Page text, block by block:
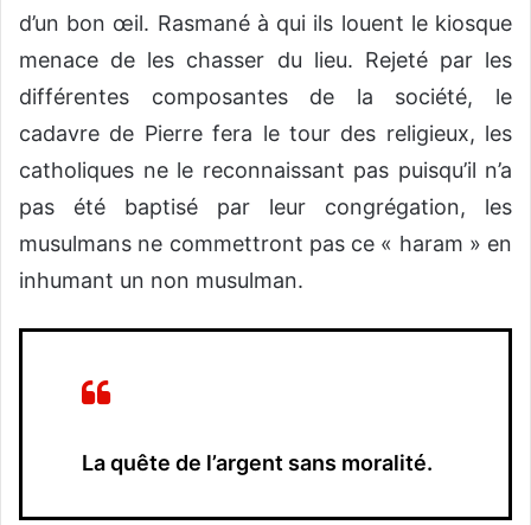
d’un bon œil. Rasmané à qui ils louent le kiosque
menace de les chasser du lieu. Rejeté par les
différentes composantes de la société, le
cadavre de Pierre fera le tour des religieux, les
catholiques ne le reconnaissant pas puisqu’il n’a
pas été baptisé par leur congrégation, les
musulmans ne commettront pas ce « haram » en
inhumant un non musulman.
La quête de l’argent sans moralité.